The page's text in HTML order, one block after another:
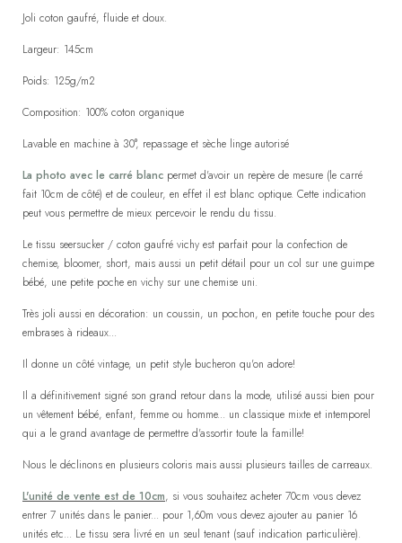
Joli coton gaufré, fluide et doux.
Largeur: 145cm
Poids: 125g/m2
Composition: 100% coton organique
Lavable en machine à 30°, repassage et sèche linge autorisé
La photo avec le carré blanc permet d'avoir un repère de mesure (le carré
fait 10cm de côté) et de couleur, en effet il est blanc optique. Cette indication
peut vous permettre de mieux percevoir le rendu du tissu.
Le tissu seersucker / coton gaufré vichy est parfait pour la confection de
chemise, bloomer, short, mais aussi un petit détail pour un col sur une guimpe
bébé, une petite poche en vichy sur une chemise uni.
Très joli aussi en décoration: un coussin, un pochon, en petite touche pour des
embrases à rideaux...
Il donne un côté vintage, un petit style bucheron qu'on adore!
Il a définitivement signé son grand retour dans la mode, utilisé aussi bien pour
un vêtement bébé, enfant, femme ou homme... un classique mixte et intemporel
qui a le grand avantage de permettre d'assortir toute la famille!
Nous le déclinons en plusieurs coloris mais aussi plusieurs tailles de carreaux.
L'unité de vente est de 10cm, si vous souhaitez acheter 70cm vous devez
entrer 7 unités dans le panier... pour 1,60m vous devez ajouter au panier 16
unités etc... Le tissu sera livré en un seul tenant (sauf indication particulière).